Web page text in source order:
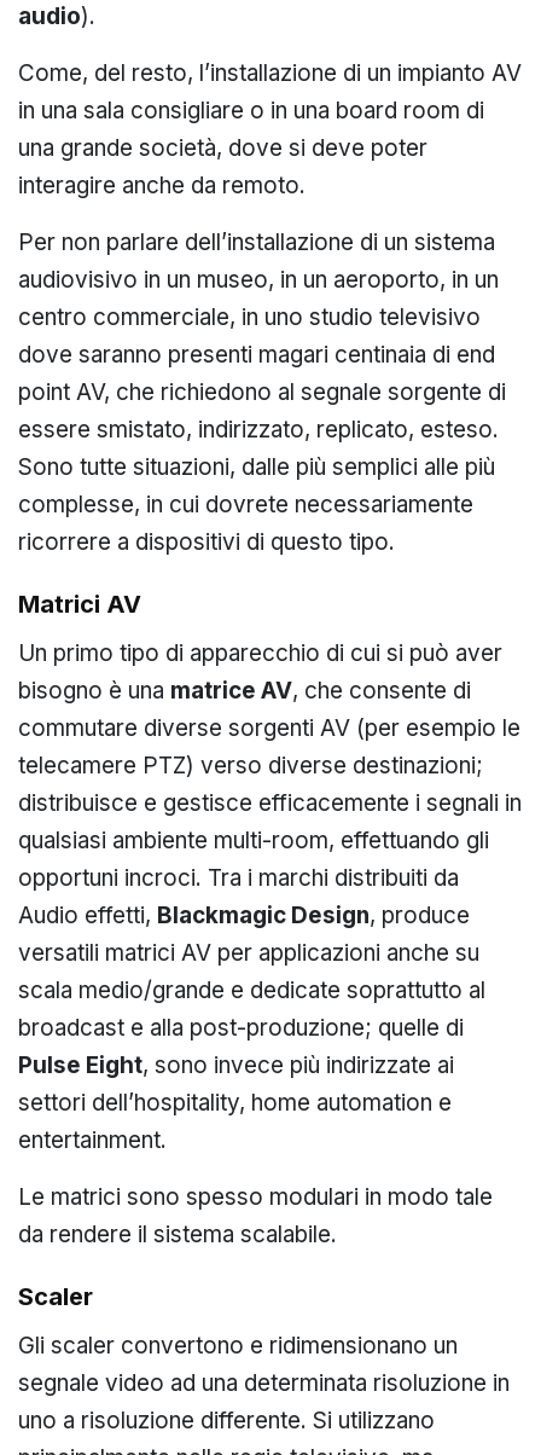
audio).
Come, del resto, l’installazione di un impianto AV
in una sala consigliare o in una board room di
una grande società, dove si deve poter
interagire anche da remoto.
Per non parlare dell’installazione di un sistema
audiovisivo in un museo, in un aeroporto, in un
centro commerciale, in uno studio televisivo
dove saranno presenti magari centinaia di end
point AV, che richiedono al segnale sorgente di
essere smistato, indirizzato, replicato, esteso.
Sono tutte situazioni, dalle più semplici alle più
complesse, in cui dovrete necessariamente
ricorrere a dispositivi di questo tipo.
Matrici AV
Un primo tipo di apparecchio di cui si può aver
bisogno è una matrice AV, che consente di
commutare diverse sorgenti AV (per esempio le
telecamere PTZ) verso diverse destinazioni;
distribuisce e gestisce efficacemente i segnali in
qualsiasi ambiente multi-room, effettuando gli
opportuni incroci. Tra i marchi distribuiti da
Audio effetti, Blackmagic Design, produce
versatili matrici AV per applicazioni anche su
scala medio/grande e dedicate soprattutto al
broadcast e alla post-produzione; quelle di
Pulse Eight, sono invece più indirizzate ai
settori dell’hospitality, home automation e
entertainment.
Le matrici sono spesso modulari in modo tale
da rendere il sistema scalabile.
Scaler
Gli scaler convertono e ridimensionano un
segnale video ad una determinata risoluzione in
uno a risoluzione differente. Si utilizzano